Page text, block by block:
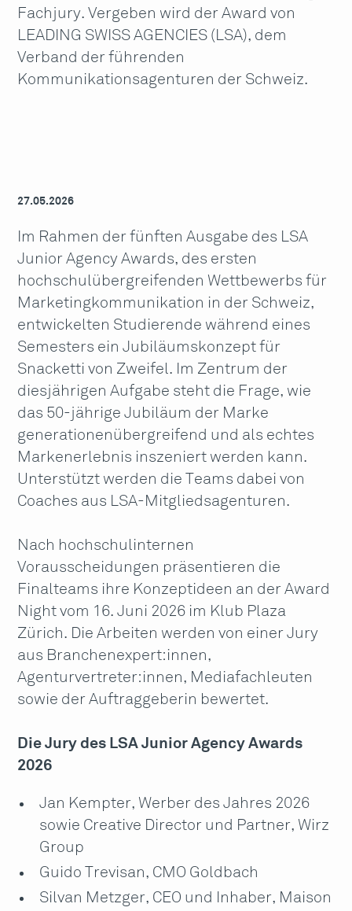
Fachjury. Vergeben wird der Award von
LEADING SWISS AGENCIES (LSA), dem
Verband der führenden
Kommunikationsagenturen der Schweiz.
27.05.2026
Im Rahmen der fünften Ausgabe des LSA
Junior Agency Awards, des ersten
hochschulübergreifenden Wettbewerbs für
Marketingkommunikation in der Schweiz,
entwickelten Studierende während eines
Semesters ein Jubiläumskonzept für
Snacketti von Zweifel. Im Zentrum der
diesjährigen Aufgabe steht die Frage, wie
das 50-jährige Jubiläum der Marke
generationenübergreifend und als echtes
Markenerlebnis inszeniert werden kann.
Unterstützt werden die Teams dabei von
Coaches aus LSA-Mitgliedsagenturen.
Nach hochschulinternen
Vorausscheidungen präsentieren die
Finalteams ihre Konzeptideen an der Award
Night vom 16. Juni 2026 im Klub Plaza
Zürich. Die Arbeiten werden von einer Jury
aus Branchenexpert:innen,
Agenturvertreter:innen, Mediafachleuten
sowie der Auftraggeberin bewertet.
Die Jury des LSA Junior Agency Awards
2026
Jan Kempter, Werber des Jahres 2026
sowie Creative Director und Partner, Wirz
Group
Guido Trevisan, CMO Goldbach
Silvan Metzger, CEO und Inhaber, Maison